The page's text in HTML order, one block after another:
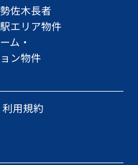
佐木長者
エリア物件
ム・
ン物件
利用規約